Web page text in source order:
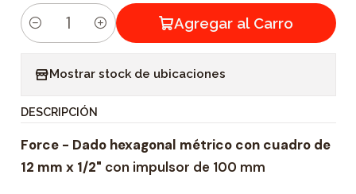
C
i
d
a
Agregar al Carro
Mostrar stock de ubicaciones
DESCRIPCIÓN
Force - Dado hexagonal métrico con cuadro de
12 mm x 1/2" con impulsor de 100 mm